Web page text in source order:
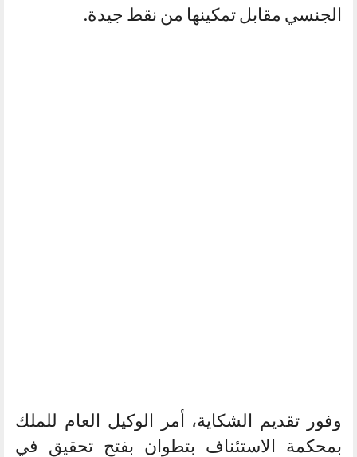
الجنسي مقابل تمكينها من نقط جيدة.
وفور تقديم الشكاية، أمر الوكيل العام للملك
بمحكمة الاستئناف بتطوان بفتح تحقيق في